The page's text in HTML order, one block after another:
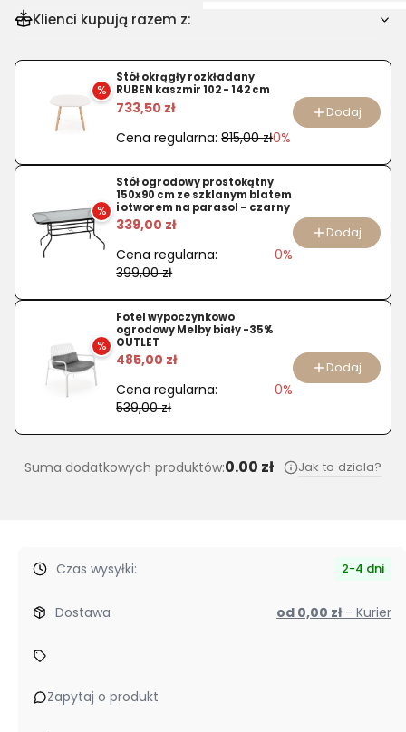
zakup
dla
Materac
kieszeniowy
kokos
80
200
cm
Klienci kupują razem z:
%
Stół okrągły rozkładany
RUBEN kaszmir 102 - 142 cm
733,50 zł
Cena regularna: 815,00 zł0%
Dodaj
%
Stół ogrodowy prostokątny
150x90 cm ze szklanym blatem
i otworem na parasol – czarny
339,00 zł
Cena regularna:
399,00 zł
0%
Dodaj
%
Fotel wypoczynkowo
ogrodowy Melby biały -35%
OUTLET
485,00 zł
Cena regularna:
539,00 zł
0%
Dodaj
Suma dodatkowych produktów:0.00 zł Jak to dziala?
Czas wysyłki: 2-4 dni
Dostawa od 0,00 zł - Kurier
Zapytaj o produkt